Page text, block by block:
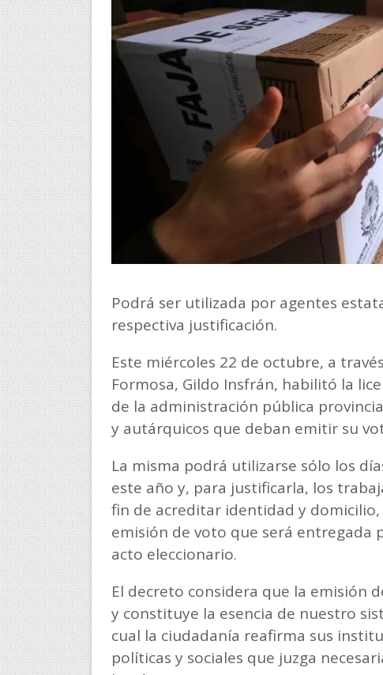
Podrá ser utilizada por agentes
respectiva justificación.
Este miércoles 22 de octubre, a
Formosa, Gildo Insfrán, habilitó la
de la administración pública
y autárquicos que deban emitir su
La misma podrá utilizarse sólo los
este año y, para justificarla, los
fin de acreditar identidad y
emisión de voto que será
acto eleccionario.
El decreto considera que la emisión
y constituye la esencia de nuestro
cual la ciudadanía reafirma sus
políticas y sociales que juzga